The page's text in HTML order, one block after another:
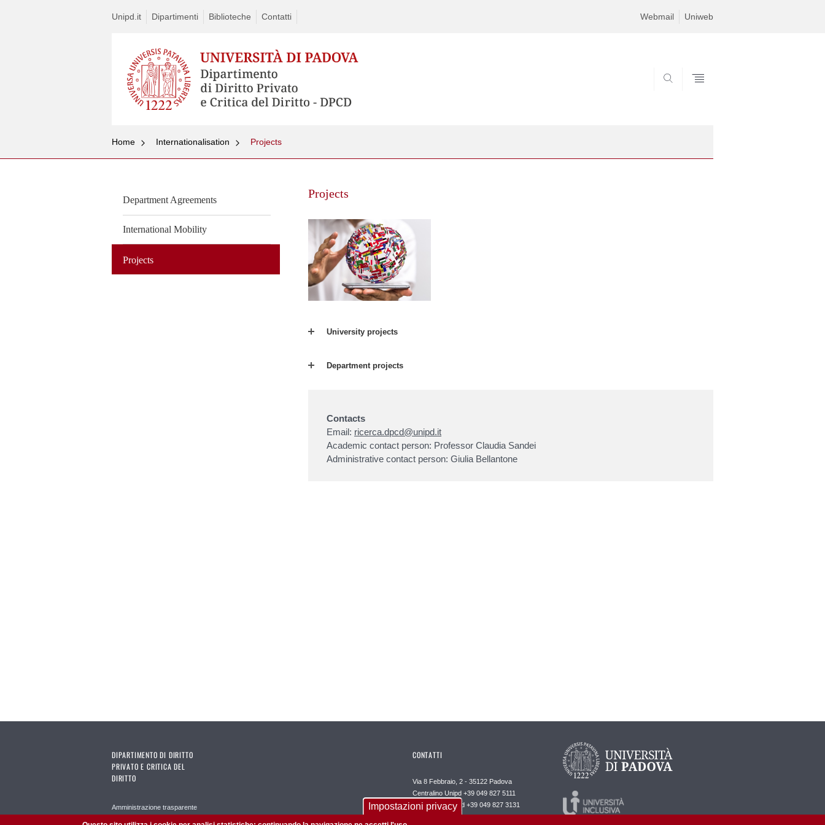
Unipd.it Dipartimenti Biblioteche Contatti Webmail Uniweb
Home Internationalisation Projects
Department Agreements
International Mobility
Projects
Projects
University projects
Department projects
Contacts
Email: ricerca.dpcd@unipd.it
Academic contact person: Professor Claudia Sandei
Administrative contact person: Giulia Bellantone
DIPARTIMENTO DI DIRITTO
PRIVATO E CRITICA DEL
DIRITTO
Amministrazione trasparente
CONTATTI
Via 8 Febbraio, 2 - 35122 Padova
Centralino Unipd +39 049 827 5111
Call Centre Unipd +39 049 827 3131
Impostazioni privacy